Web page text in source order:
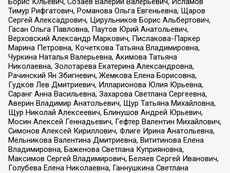
Тимур Рифгатович, Романова Ольга Евгеньевна, Щаров
Сергей Алексадрович, Цирульников Борис Альбертович,
Гасан Ольга Павловна, Паутов Юрий Анатольевич,
Верховский Александр Маркович, Пислакова-Паркер
Марина Петровна, Кочеткова Татьяна Владимировна,
Чуркина Наталья Валерьевна, Акимова Татьяна
Николаевна, Золотарева Екатерина Александровна,
Рачинский Ян Збигневич, Жемкова Елена Борисовна,
Гудков Лев Дмитриевич, Илларионова Юлия Юрьевна,
Саранг Анна Васильевна, Захарова Светлана Сергеевна,
Аверин Владимир Анатольевич, Щур Татьяна Михайловна,
Щур Николай Алексеевич, Блинушов Андрей Юрьевич,
Мосин Алексей Геннадьевич, Гефтер Валентин Михайлович,
Симонов Алексей Кириллович, Флиге Ирина Анатольевна,
Мельникова Валентина Дмитриевна, Вититинова Елена
Владимировна, Баженова Светлана Куприяновна,
Максимов Сергей Владимирович, Беляев Сергей Иванович,
Голубева Елена Николаевна, Ганнушкина Светлана